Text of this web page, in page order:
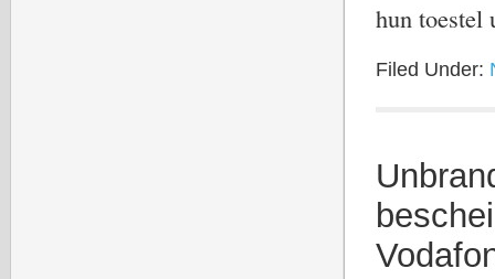
hun
Filed Under: